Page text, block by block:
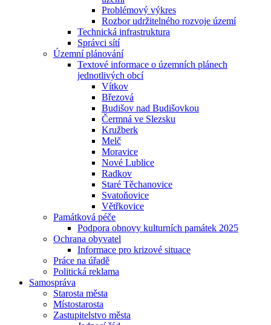
Problémový výkres
Rozbor udržitelného rozvoje území
Technická infrastruktura
Správci sítí
Územní plánování
Textové informace o územních plánech
jednotlivých obcí
Vítkov
Březová
Budišov nad Budišovkou
Čermná ve Slezsku
Kružberk
Melč
Moravice
Nové Lublice
Radkov
Staré Těchanovice
Svatoňovice
Větřkovice
Památková péče
Podpora obnovy kulturních památek 2025
Ochrana obyvatel
Informace pro krizové situace
Práce na úřadě
Politická reklama
Samospráva
Starosta města
Místostarosta
Zastupitelstvo města